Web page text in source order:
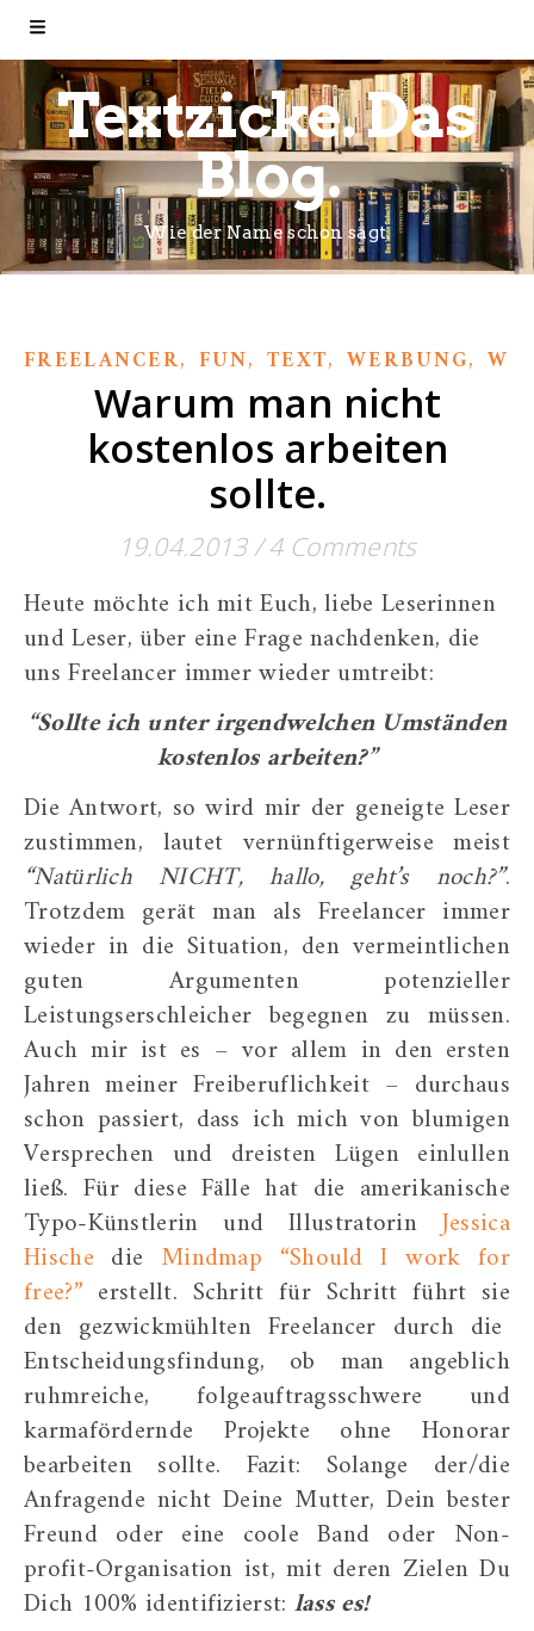
Textzicke. Das
Blog.
Wie der Name schon sagt.
FREELANCER, FUN, TEXT,WERBUNG,
Warum man nicht
kostenlos arbeiten
sollte.
19.04.2013/ 4 Comments
Heute möchte ich mit Euch, liebe Leserinnen
und Leser, über eine Frage nachdenken, die
uns Freelancer immer wieder umtreibt:
“Sollte ich unter irgendwelchen Umständen
kostenlos arbeiten?”
Die Antwort, so wird mir der geneigte Leser
zustimmen, lautet vernünftigerweise meist
“Natürlich NICHT, hallo, geht’s noch?”.
Trotzdem gerät man als Freelancer immer
wieder in die Situation, den vermeintlichen
guten Argumenten potenzieller
Leistungserschleicher begegnen zu müssen.
Auch mir ist es – vor allem in den ersten
Jahren meiner Freiberuflichkeit – durchaus
schon passiert, dass ich mich von blumigen
Versprechen und dreisten Lügen einlullen
ließ. Für diese Fälle hat die amerikanische
Typo-Künstlerin und IllustratorinJessica
Hische die Mindmap “Should I work for
free?” erstellt. Schritt für Schritt führt sie
den gezwickmühlten Freelancer durch die
Entscheidungsfindung, ob man angeblich
ruhmreiche, folgeauftragsschwere und
karmafördernde Projekte ohne Honorar
bearbeiten sollte. Fazit: Solange der/die
Anfragende nicht Deine Mutter, Dein bester
Freund oder eine coole Band oder Non-
profit-Organisation ist, mit deren Zielen Du
Dich 100% identifizierst: lass es!